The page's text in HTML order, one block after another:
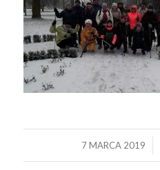
7 MARCA 2019
/